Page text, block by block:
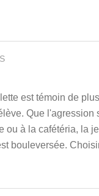
est témoin de
Que l'agression
ou à la cafétéria, la
bouleversée.